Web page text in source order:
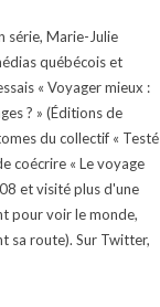
série, Marie-Julie
québécois et
« Voyager mieux :
? » (Éditions de
du collectif « Testé
coécrire « Le voyage
et visité plus d'une
pour voir le monde,
sa route). Sur Twitter,